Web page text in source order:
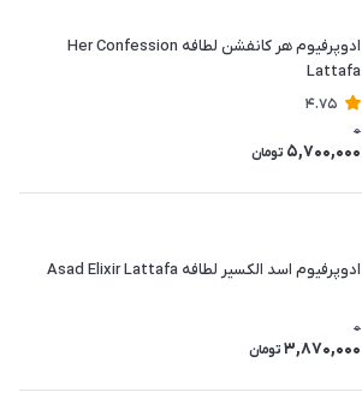
ادوپرفیوم هر کانفشن لطافه Her Confession
Lattafa
4.75
0
5,700,000 تومان
ادوپرفیوم اسد الکسیر لطافه Asad Elixir Lattafa
0
3,870,000 تومان